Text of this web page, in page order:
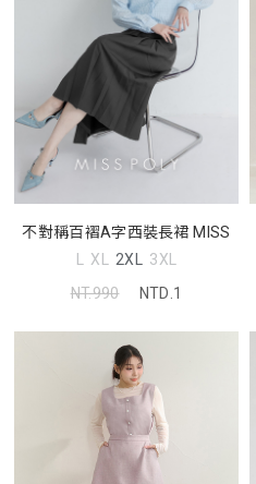
不對稱百褶A字西裝長裙 MISS
L XL 2XL 3XL
NT.990
NTD.1